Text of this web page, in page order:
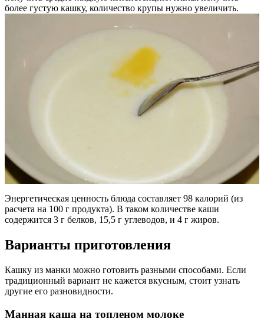
более густую кашку, количество крупы нужно увеличить.
Энергетическая ценность блюда составляет 98 калорий (из
расчета на 100 г продукта). В таком количестве каши
содержится 3 г белков, 15,5 г углеводов, и 4 г жиров.
Варианты приготовления
Кашку из манки можно готовить разными способами. Если
традиционный вариант не кажется вкусным, стоит узнать
другие его разновидности.
Манная каша на топленом молоке